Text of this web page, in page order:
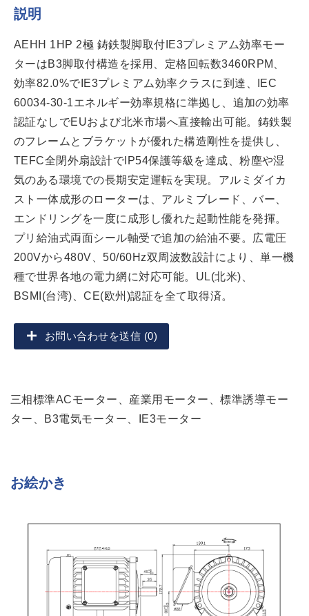
説明
AEHH 1HP 2極 鋳鉄製脚取付IE3プレミアム効率モー
ターはB3脚取付構造を採用、定格回転数3460RPM、
効率82.0%でIE3プレミアム効率クラスに到達、IEC
60034-30-1エネルギー効率規格に準拠し、追加の効率
認証なしでEUおよび北米市場へ直接輸出可能。鋳鉄製
のフレームとブラケットが優れた構造剛性を提供し、
TEFC全閉外扇設計でIP54保護等級を達成、粉塵や湿
気のある環境での長期安定運転を実現。アルミダイカ
スト一体成形のローターは、アルミブレード、バー、
エンドリングを一度に成形し優れた起動性能を発揮。
プリ給油式両面シール軸受で追加の給油不要。広電圧
200Vから480V、50/60Hz双周波数設計により、単一機
種で世界各地の電力網に対応可能。UL(北米)、
BSMI(台湾)、CE(欧州)認証を全て取得済。
お問い合わせを送信 (0)
三相標準ACモーター、産業用モーター、標準誘導モー
ター、B3電気モーター、IE3モーター
お絵かき